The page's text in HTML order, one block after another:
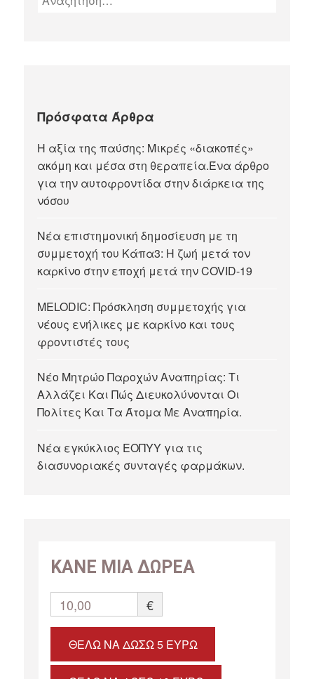
Πρόσφατα Άρθρα
Η αξία της παύσης: Μικρές «διακοπές»
ακόμη και μέσα στη θεραπεία.Ένα άρθρο
για την αυτοφροντίδα στην διάρκεια της
νόσου
Νέα επιστημονική δημοσίευση με τη
συμμετοχή του Κάπα3: Η ζωή μετά τον
καρκίνο στην εποχή μετά την COVID-19
MELODIC: Πρόσκληση συμμετοχής για
νέους ενήλικες με καρκίνο και τους
φροντιστές τους
Νέο Μητρώο Παροχών Αναπηρίας: Τι
Αλλάζει Και Πώς Διευκολύνονται Οι
Πολίτες Και Τα Άτομα Με Αναπηρία.
Νέα εγκύκλιος ΕΟΠΥΥ για τις
διασυνοριακές συνταγές φαρμάκων.
ΚΑΝΕ ΜΙΑ ΔΩΡΕΑ
10,00 €
ΘΈΛΩ ΝΑ ΔΏΣΩ 5 ΕΥΡΏ